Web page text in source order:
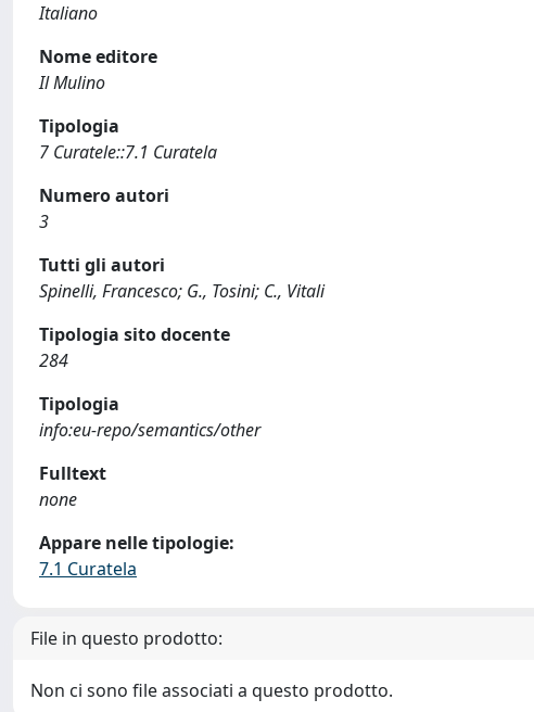
Italiano
Nome editore
Il Mulino
Tipologia
7 Curatele::7.1 Curatela
Numero autori
3
Tutti gli autori
Spinelli, Francesco; G., Tosini; C., Vitali
Tipologia sito docente
284
Tipologia
info:eu-repo/semantics/other
Fulltext
none
Appare nelle tipologie:
7.1 Curatela
File in questo prodotto:
Non ci sono file associati a questo prodotto.